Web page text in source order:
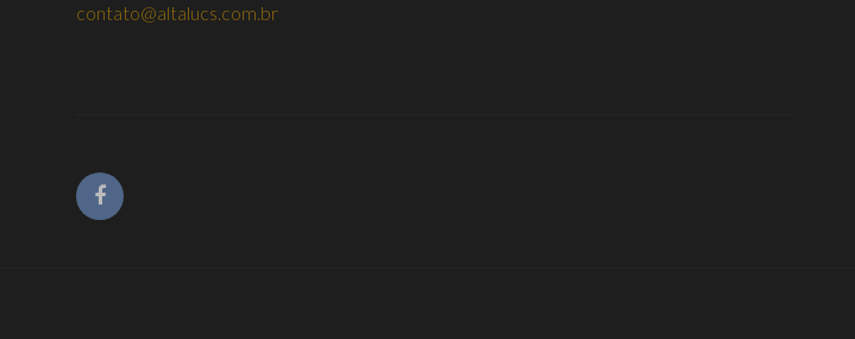
contato@altalucs.com.br